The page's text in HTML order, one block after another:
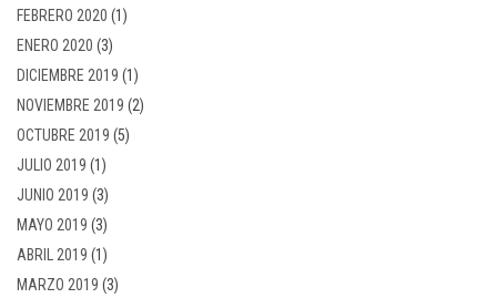
FEBRERO 2020 (1)
ENERO 2020 (3)
DICIEMBRE 2019 (1)
NOVIEMBRE 2019 (2)
OCTUBRE 2019 (5)
JULIO 2019 (1)
JUNIO 2019 (3)
MAYO 2019 (3)
ABRIL 2019 (1)
MARZO 2019 (3)